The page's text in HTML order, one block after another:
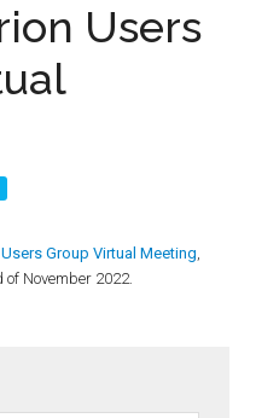
Users
Group Virtual Meeting,
November 2022.